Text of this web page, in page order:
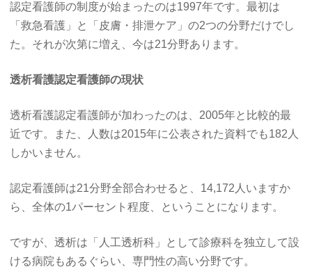
認定看護師の制度が始まったのは1997年です。最初は
「救急看護」と「皮膚・排泄ケア」の2つの分野だけでし
た。それが次第に増え、今は21分野あります。
透析看護認定看護師の現状
透析看護認定看護師が加わったのは、2005年と比較的最
近です。また、人数は2015年に公表された資料でも182人
しかいません。
認定看護師は21分野全部合わせると、14,172人いますか
ら、全体の1パーセント程度、ということになります。
ですが、透析は「人工透析科」として診療科を独立して設
ける病院もあるぐらい、専門性の高い分野です。